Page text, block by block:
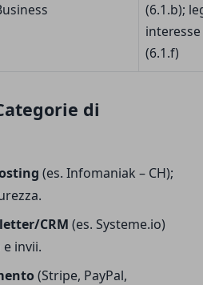
(6.1.b);
(6.1.f)
di
(es. Infomaniak – CH);
CRM (es. Systeme.io)
invii.
(Stripe, PayPal,